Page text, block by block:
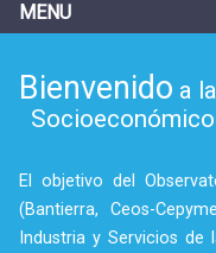
MENU
Bienvenido a
El objetivo del
(Bantierra, Ceos-
Industria y Servicios de